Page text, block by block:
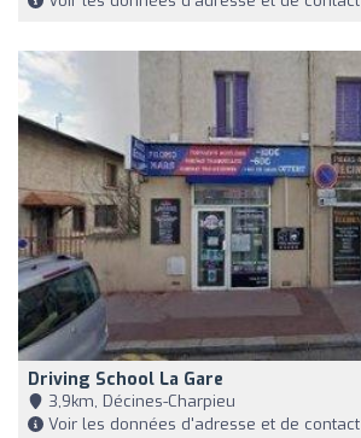
Driving School La Gare
3,9km, Décines-Charpieu
Voir les données d'adresse et de contact